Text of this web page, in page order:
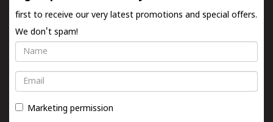
first to receive our very latest promotions and special offers.
We don't spam!
Name
Email
Marketing permission